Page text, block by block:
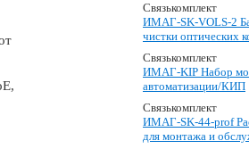
Связькомплект
ИМАГ-SK-VOLS-2
чистки оптических
Связькомплект
ИМАГ-KIP Набор
автоматизации/КИП
Связькомплект
ИМАГ-SK-44-prof
для монтажа и